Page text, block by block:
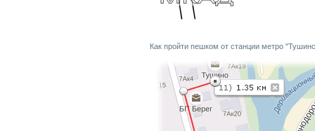
Как пройти пешком от станции метро